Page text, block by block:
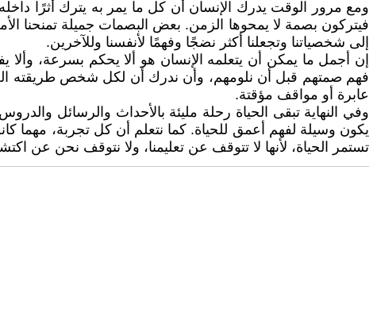
ومع مرور الوقت يدرك الإنسان أن كل ما يمر به يترك أثرًا
فيتركون بصمة لا يمحوها الزمن. بعض البصمات جميلة تمنحنا
إلى شخصياتنا وتجعلنا أكثر نضجًا وفهمًا لأنفسنا وللآخرين.
إن أجمل ما يمكن أن يتعلمه الإنسان هو ألا يحكم بسرعة،
فهم صمتهم قبل أن نلومهم، وأن ندرك أن لكل شخص طريقته
عابرة أو مواقف مؤقتة.
وفي النهاية تبقى الحياة رحلة مليئة بالأحداث والرسائل
يكون وسيلة لفهم أعمق للحياة. كما نتعلم أن كل تجربة، مهما
تستمر الحياة، لأنها لا تتوقف عن تعليمنا، ولا نتوقف نحن عن